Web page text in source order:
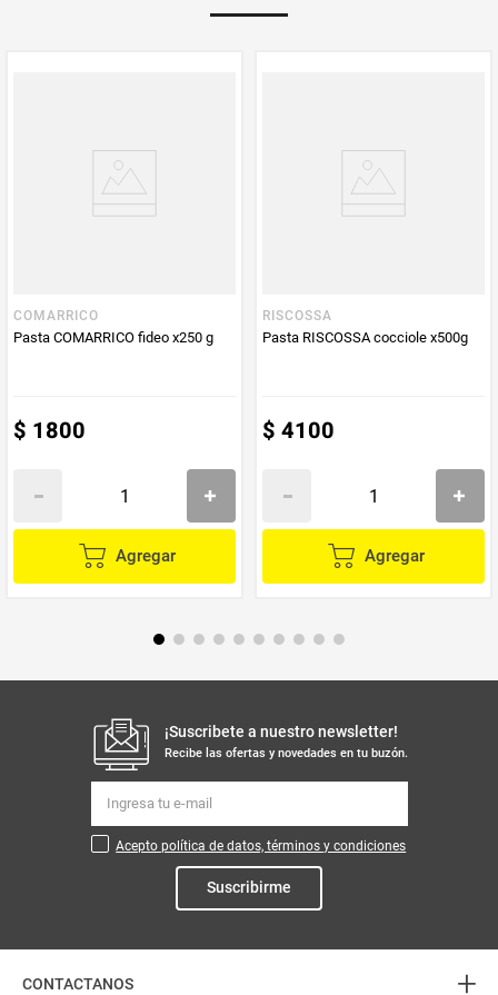
Producto (kg)
COMARRICO
Pasta COMARRICO fideo x250 g
$ 1800
Agregar
RISCOSSA
Pasta RISCOSSA cocciole x500g
$ 4100
Agregar
¡Suscribete a nuestro newsletter!
Recibe las ofertas y novedades en tu buzón.
Acepto política de datos, términos y condiciones
Suscribirme
CONTACTANOS +